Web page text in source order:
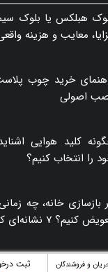
و فروشندگان ثبت
هبلکس یا بلوک
معایب و هزینه
خرید چوب پلاست
اصولی
کلید هوایی
را انتخاب کنیم؟
خانه، چه زمانی
۷ نشانه‌ای که نباید نادیده بگیرید